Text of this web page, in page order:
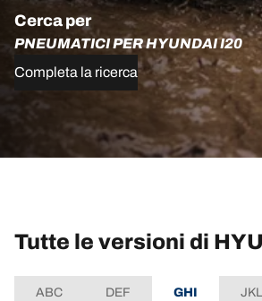
Cerca per
PNEUMATICI PER HYUNDAI I20
Completa la ricerca
Tutte le versioni di
ABC DEF GHI JKL